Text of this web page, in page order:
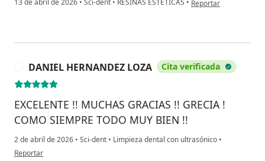
13 de abril de 2026 • Sci-dent • RESINAS ESTÉTICAS • Reportar
DANIEL HERNANDEZ LOZA Cita verificada
EXCELENTE !! MUCHAS GRACIAS !! GRECIA !
COMO SIEMPRE TODO MUY BIEN !!
2 de abril de 2026 • Sci-dent • Limpieza dental con ultrasónico •
en opinión del usuario DANIEL HERNANDEZ LOZA
Reportar